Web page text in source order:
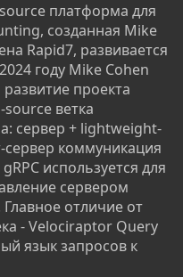
платформа для
созданная Mike
Rapid7, развивается
году Mike Cohen
проекта
ветка
сервер + lightweight-
сервер коммуникация
используется для
сервером
Главное отличие от
- Velociraptor Query
язык запросов к